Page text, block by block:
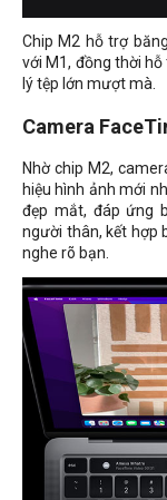
Chip M2 hỗ trợ
với M1, đồng thời
lý tệp lớn mượt mà.
Camera
Nhờ chip M2,
hiệu hình ảnh mới
đẹp mắt, đáp ứng
người thân, kết hợp
nghe rõ bạn.